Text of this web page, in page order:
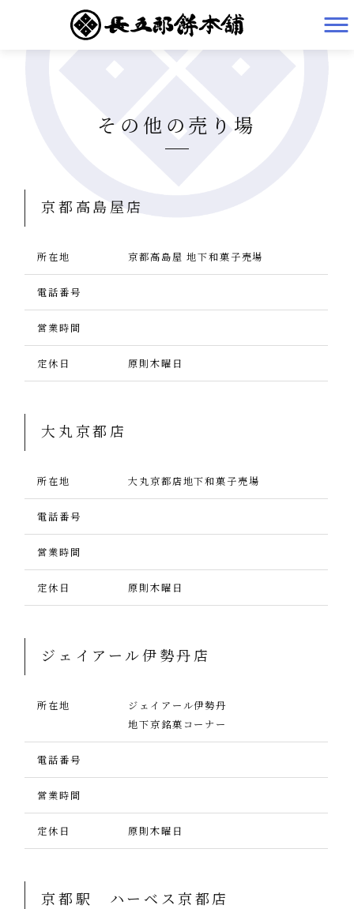
有限会社長五郎餅本舗 HOME
その他の売り場
京都高島屋店
所在地 京都高島屋 地下和菓子売場
電話番号
営業時間
定休日 原則木曜日
大丸京都店
所在地 大丸京都店地下和菓子売場
電話番号
営業時間
定休日 原則木曜日
ジェイアール伊勢丹店
所在地
ジェイアール伊勢丹
地下京銘菓コーナー
電話番号
営業時間
定休日 原則木曜日
京都駅 ハーベス京都店